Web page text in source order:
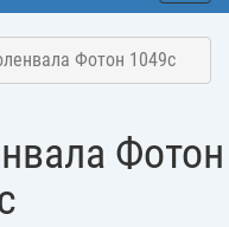
Фотон 1049c
Фотон